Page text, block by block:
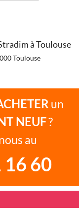
à Toulouse
Toulouse
un
NEUF?
au
16 60